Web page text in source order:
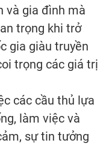
và gia đình mà
trọng khi trở
gia giàu truyền
trọng các giá trị
các cầu thủ lựa
làm việc và
sự tin tưởng